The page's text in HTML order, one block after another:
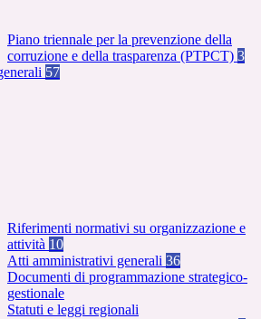
Piano triennale per la prevenzione della
corruzione e della trasparenza (PTPCT) 3
57
Riferimenti normativi su organizzazione e
attività 10
Atti amministrativi generali 36
Documenti di programmazione strategico-
gestionale
Statuti e leggi regionali